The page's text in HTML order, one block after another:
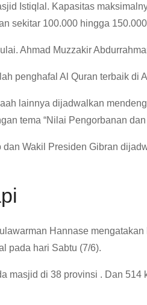
Istiqlal. Kapasitas
sekitar 100.000 hingga
Ahmad Muzzakir
penghafal Al Quran terbaik di
lainnya dijadwalkan
tema “Nilai Pengorbanan
Wakil Presiden Gibran
Hannase
pada hari Sabtu (7/6).
masjid di 38 provinsi . Dan